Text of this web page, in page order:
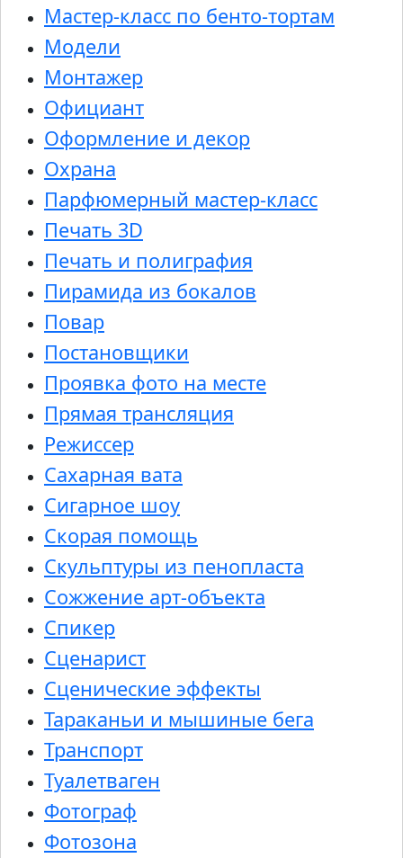
Мастер-класс по бенто-тортам
Модели
Монтажер
Официант
Оформление и декор
Охрана
Парфюмерный мастер-класс
Печать 3D
Печать и полиграфия
Пирамида из бокалов
Повар
Постановщики
Проявка фото на месте
Прямая трансляция
Режиссер
Сахарная вата
Сигарное шоу
Скорая помощь
Скульптуры из пенопласта
Сожжение арт-объекта
Спикер
Сценарист
Сценические эффекты
Тараканьи и мышиные бега
Транспорт
Туалетваген
Фотограф
Фотозона